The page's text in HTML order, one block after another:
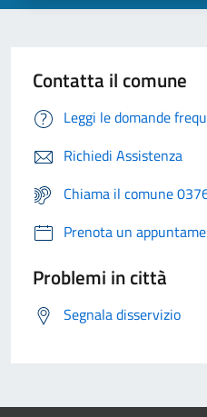
Contatta il comune
Leggi le domande
Richiedi Assistenza
Chiama il comune
Prenota un
Problemi in città
Segnala disservizio